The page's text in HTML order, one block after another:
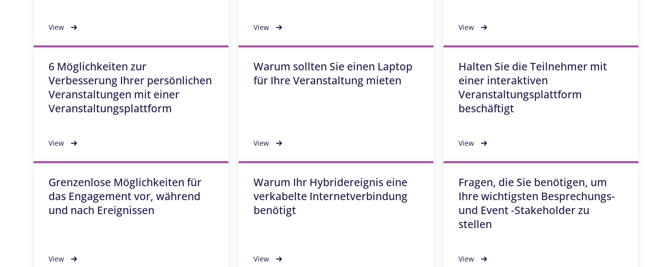
View View View
6 Möglichkeiten zur
Verbesserung Ihrer persönlichen
Veranstaltungen mit einer
Veranstaltungsplattform
View
Warum sollten Sie einen Laptop
für Ihre Veranstaltung mieten
View
Halten Sie die Teilnehmer mit
einer interaktiven
Veranstaltungsplattform
beschäftigt
View
Grenzenlose Möglichkeiten für
das Engagement vor, während
und nach Ereignissen
View
Warum Ihr Hybridereignis eine
verkabelte Internetverbindung
benötigt
View
Fragen, die Sie benötigen, um
Ihre wichtigsten Besprechungs-
und Event -Stakeholder zu
stellen
View